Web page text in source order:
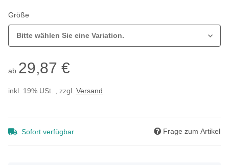
Größe
Bitte wählen Sie eine Variation.
ab 29,87 €
inkl. 19% USt. , zzgl. Versand
Sofort verfügbar Frage zum Artikel